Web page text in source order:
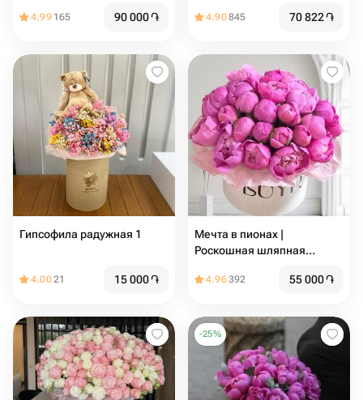
4.99 165 90 000֏ 4.90845 70 822֏
Гипсофила радужная 1
4.0021 15 000֏
Мечта в пионах |
Роскошная шляпная
4.96392 55 000֏
-25%